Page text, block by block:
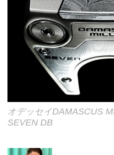
オデッセイDAMASCUS
SEVEN DB